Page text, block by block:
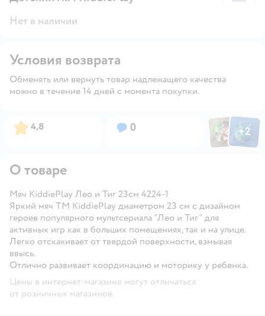
Нет в наличии
Условия возврата
Обменять или вернуть товар надлежащего качества
можно в течение 14 дней с момента покупки.
Рейтинг:
4,8 Вопросов:
0 ФотоФото
+2
О товаре
Мяч KiddiePlay Лео и Тиг 23см 4224-1
Яркий мяч TM KiddiePlay диаметром 23 см с дизайном
героев популярного мультсериала "Лео и Тиг" для
активных игр как в больших помещениях, так и на улице.
Легко отскакивает от твердой поверхности, взмывая
ввысь.
Отлично развивает координацию и моторику у ребенка.
Цены в интернет-магазине могут отличаться
от розничных магазинов.